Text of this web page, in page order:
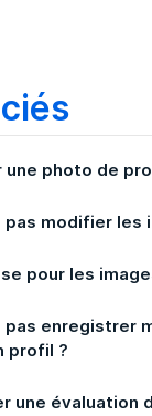
photo de
pas modifier
pour les
pas enregistrer
profil ?
une évaluation